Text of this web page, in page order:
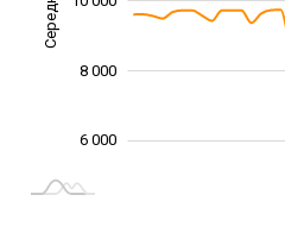
6 000
8 000